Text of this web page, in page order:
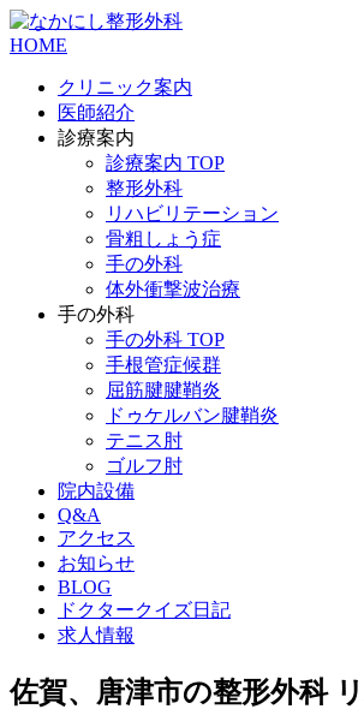
HOME
クリニック案内
医師紹介
診療案内
診療案内 TOP
整形外科
リハビリテーション
骨粗しょう症
手の外科
体外衝撃波治療
手の外科
手の外科 TOP
手根管症候群
屈筋腱腱鞘炎
ドゥケルバン腱鞘炎
テニス肘
ゴルフ肘
院内設備
Q&A
アクセス
お知らせ
BLOG
ドクタークイズ日記
求人情報
佐賀、唐津市の整形外科